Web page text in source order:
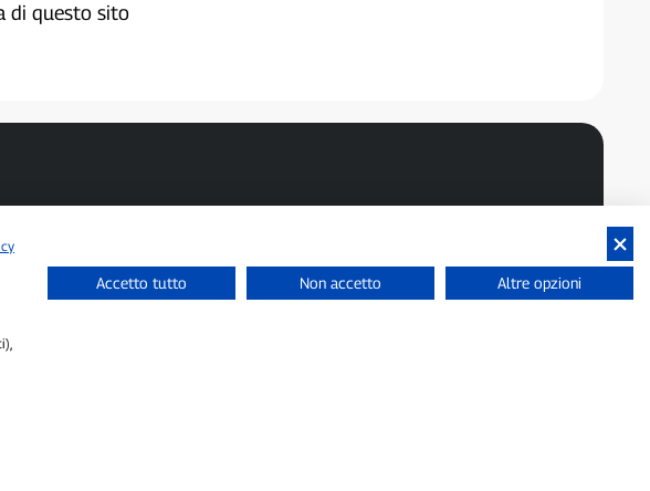
di questo sito
di Pavia
02798890188
Accetto tutto Non accetto Altre opzioni